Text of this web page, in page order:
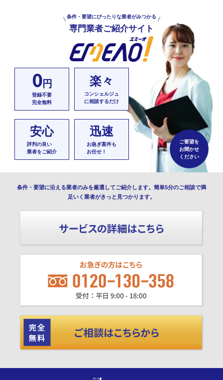
条件・要望にぴったりな業者がみつかる
専門業者ご紹介サイト
0円
登録不要
完全無料
楽々
コンシェルジュ
に相談するだけ
安心
評判の良い
業者をご紹介
迅速
お急ぎ案件も
お任せ！
ご要望を
お聞かせ
ください
条件・要望に沿える業者のみを厳選してご紹介します。簡単5分のご相談で満
足いく業者がきっと見つかります。